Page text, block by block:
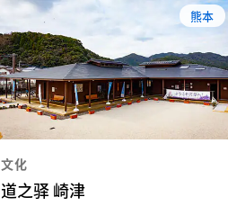
熊本
文化
道之驿 崎津